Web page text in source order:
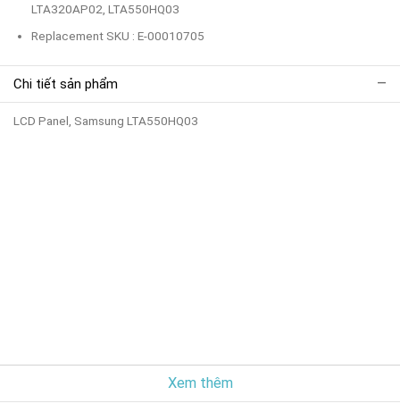
LTA320AP02, LTA550HQ03
Replacement SKU : E-00010705
Chi tiết sản phẩm
LCD Panel, Samsung LTA550HQ03
Xem thêm